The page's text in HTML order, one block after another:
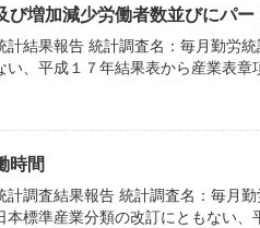
び増加減少労働者数並びにパ
計結果報告 統計調査名：毎月勤労
、平成１７年結果表から産業表章
時間
計調査結果報告 統計調査名：毎月
標準産業分類の改訂にともない